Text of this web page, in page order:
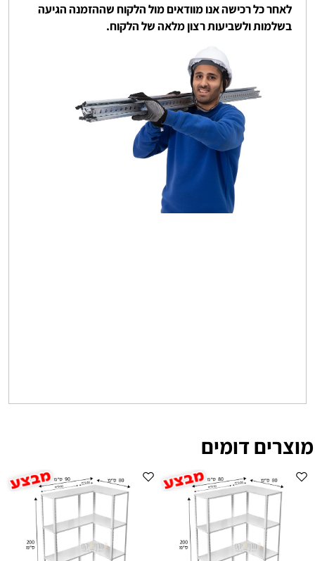
לאחר כל רכישה אנו מוודאים מול הלקוח שההזמנה הגיעה
בשלמות ולשביעות רצון מלאה של הלקוח.
מוצרים דומים